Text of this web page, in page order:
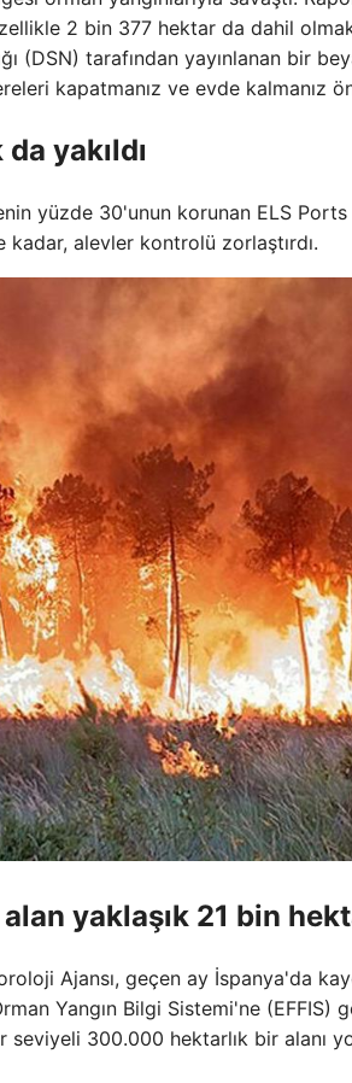
2 bin 377 hektar da dahil
(DSN) tarafından yayınlanan bir
kapatmanız ve evde kalmanız
yakıldı
yüzde 30'unun korunan ELS
alevler kontrolü zorlaştırdı.
yaklaşık 21 bin
Ajansı, geçen ay İspanya'da
Yangın Bilgi Sistemi'ne
seviyeli 300.000 hektarlık bir alanı